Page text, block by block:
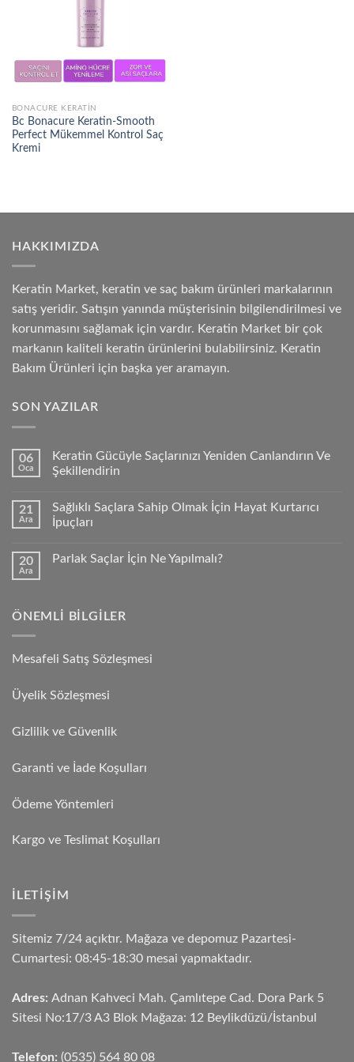
BONACURE KERATIN
Bc Bonacure Keratin-Smooth
Perfect Mükemmel Kontrol Saç
Kremi
HAKKIMIZDA
Keratin Market, keratin ve saç bakım ürünleri markalarının
satış yeridir. Satışın yanında müşterisinin bilgilendirilmesi ve
korunmasını sağlamak için vardır. Keratin Market bir çok
markanın kaliteli keratin ürünlerini bulabilirsiniz. Keratin
Bakım Ürünleri için başka yer aramayın.
SON YAZILAR
06
Oca
Keratin Gücüyle Saçlarınızı Yeniden Canlandırın Ve
Şekillendirin
21
Ara
Sağlıklı Saçlara Sahip Olmak İçin Hayat Kurtarıcı
İpuçları
20
Ara
Parlak Saçlar İçin Ne Yapılmalı?
ÖNEMLI BILGILER
Mesafeli Satış Sözleşmesi
Üyelik Sözleşmesi
Gizlilik ve Güvenlik
Garanti ve İade Koşulları
Ödeme Yöntemleri
Kargo ve Teslimat Koşulları
İLETIŞIM
Sitemiz 7/24 açıktır. Mağaza ve depomuz Pazartesi-
Cumartesi: 08:45-18:30 mesai yapmaktadır.
Adres: Adnan Kahveci Mah. Çamlıtepe Cad. Dora Park 5
Sitesi No:17/3 A3 Blok Mağaza: 12 Beylikdüzü/İstanbul
Telefon: (0535) 564 80 08